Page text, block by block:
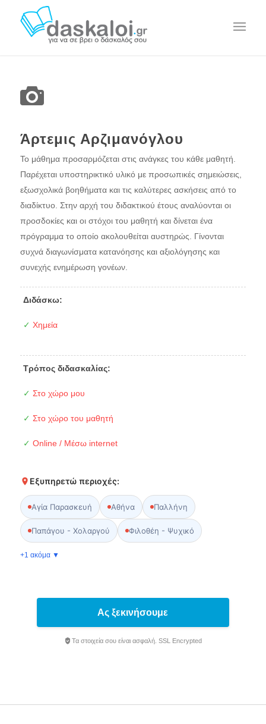
Άρτεμις Αρζιμανόγλου
Το μάθημα προσαρμόζεται στις ανάγκες του κάθε μαθητή.
Παρέχεται υποστηρικτικό υλικό με προσωπικές σημειώσεις,
εξωσχολικά βοηθήματα και τις καλύτερες ασκήσεις από το
διαδίκτυο. Στην αρχή του διδακτικού έτους αναλύονται οι
προσδοκίες και οι στόχοι του μαθητή και δίνεται ένα
πρόγραμμα το οποίο ακολουθείται αυστηρώς. Γίνονται
συχνά διαγωνίσματα κατανόησης και αξιολόγησης και
συνεχής ενημέρωση γονέων.
Διδάσκω:
✓ Χημεία
Τρόπος διδασκαλίας:
✓ Στο χώρο μου
✓ Στο χώρο του μαθητή
✓ Online / Μέσω internet
Εξυπηρετώ περιοχές:
Αγία Παρασκευή Αθήνα Παλλήνη
Παπάγου - Χολαργού Φιλοθέη - Ψυχικό
+1 ακόμα ▼
Ας ξεκινήσουμε
Τα στοιχεία σου είναι ασφαλή. SSL Encrypted